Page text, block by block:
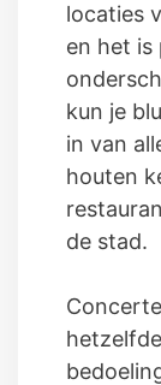
locaties
en het is
kun je
in van
houten
de stad.